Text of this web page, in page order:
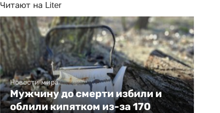
Читают на Liter
Новости мира
Мужчину до смерти избили и
облили кипятком из-за 170